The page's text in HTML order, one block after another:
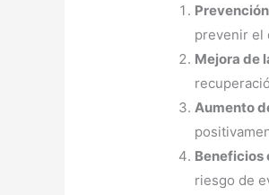
prevenir el
Mejora de
Aumento
Beneficios
riesgo de